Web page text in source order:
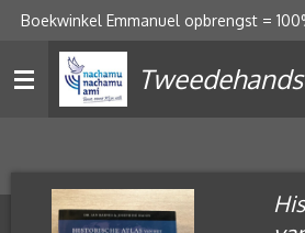
Ga
naar
hoofdinhoud
Boekwinkel Emmanuel opbrengst =